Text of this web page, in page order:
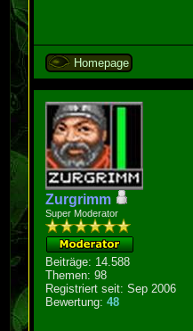
Homepage
Zurgrimm
Super Moderator
Beiträge: 14.588
Themen: 98
Registriert seit: Sep 2006
Bewertung:48